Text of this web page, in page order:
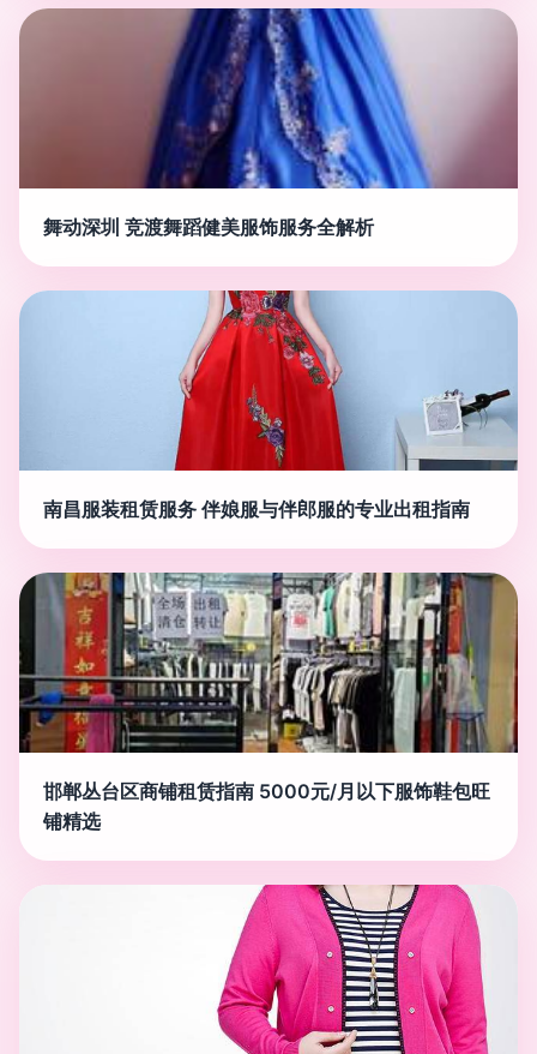
舞动深圳 竞渡舞蹈健美服饰服务全解析
南昌服装租赁服务 伴娘服与伴郎服的专业出租指南
邯郸丛台区商铺租赁指南 5000元/月以下服饰鞋包旺
铺精选